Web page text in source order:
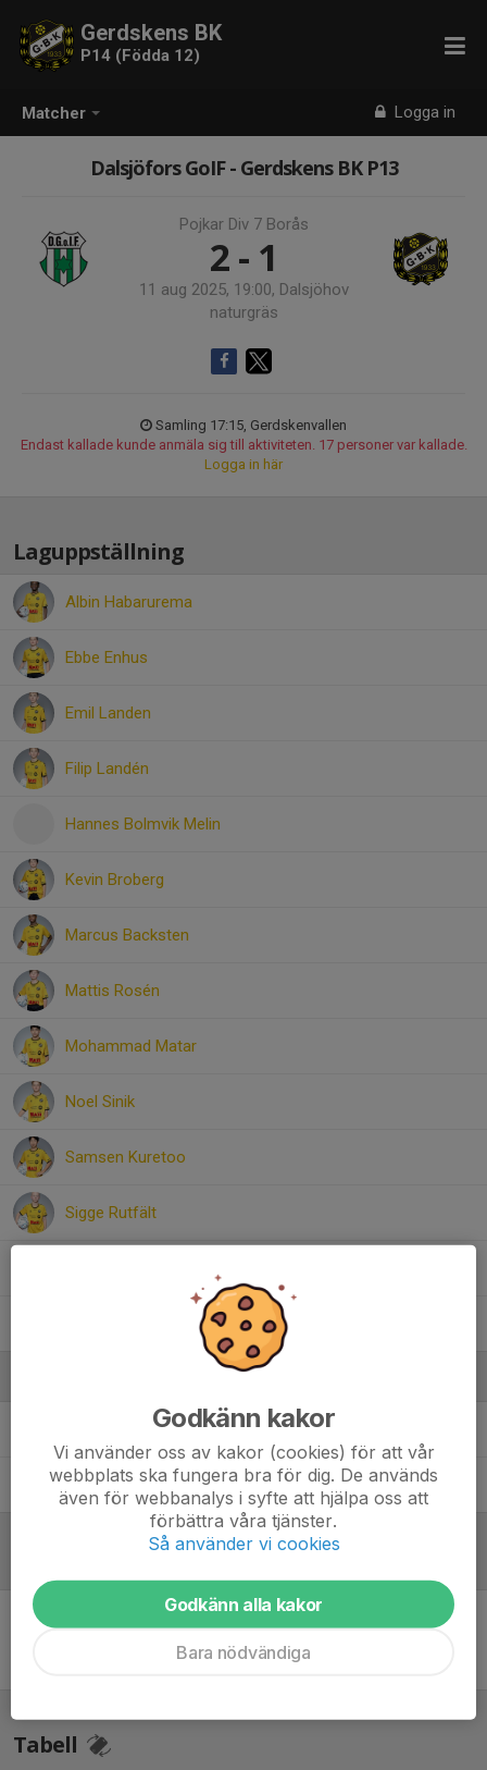
Matcher Logga in
Gerdskens BK
P14 (Födda 12)
Dalsjöfors GoIF - Gerdskens BK P13
Pojkar Div 7 Borås
2 - 1
11 aug 2025, 19:00, Dalsjöhov
naturgräs
Samling 17:15, Gerdskenvallen
Endast kallade kunde anmäla sig till aktiviteten. 17 personer var kallade.
Logga in här
Laguppställning
Albin Habarurema
Ebbe Enhus
Emil Landen
Filip Landén
Hannes Bolmvik Melin
Kevin Broberg
Marcus Backsten
Mattis Rosén
Mohammad Matar
Noel Sinik
Samsen Kuretoo
Sigge Rutfält
Johan RosénMaterialansvarig
Jonas Rutfält Tränare/Admin, mediaansvarig
Tabell
Godkänn kakor
Vi använder oss av kakor (cookies) för att vår
webbplats ska fungera bra för dig. De används
även för webbanalys i syfte att hjälpa oss att
förbättra våra tjänster.
Så använder vi cookies
Godkänn alla kakor
Bara nödvändiga